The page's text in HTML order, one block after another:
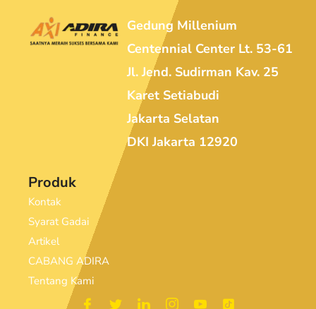
Gedung Millenium
Centennial Center Lt. 53-61
Jl. Jend. Sudirman Kav. 25
Karet Setiabudi
Jakarta Selatan
DKI Jakarta 12920
Produk
Kontak
Syarat Gadai
Artikel
CABANG ADIRA
Tentang Kami